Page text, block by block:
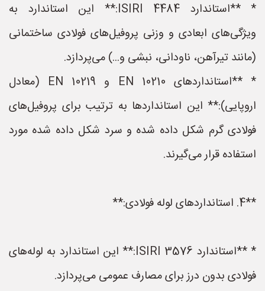
* **استاندارد ISIRI 4484:** این استاندارد به
ویژگی‌های ابعادی و وزنی پروفیل‌های فولادی ساختمانی
(مانند تیرآهن، ناودانی، نبشی و...) می‌پردازد.
* **استانداردهای EN 10210 و EN 10219 (معادل
اروپایی):** این استانداردها به ترتیب برای پروفیل‌های
فولادی گرم شکل داده شده و سرد شکل داده شده مورد
استفاده قرار می‌گیرند.
**4. استانداردهای لوله فولادی:**
* **استاندارد ISIRI 3576:** این استاندارد به لوله‌های
فولادی بدون درز برای مصارف عمومی می‌پردازد.